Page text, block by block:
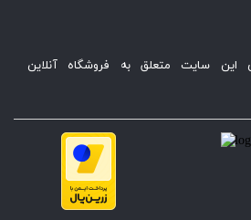
سایت متعلق به فروشگاه آنلاین